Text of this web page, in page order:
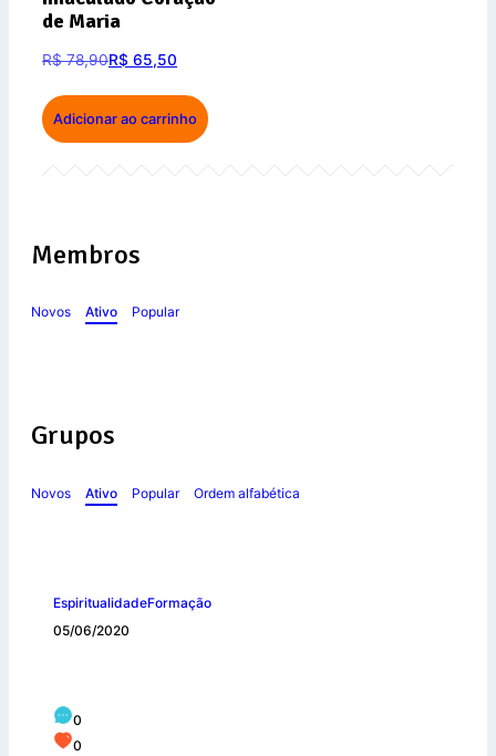
de Maria
R$78,90R$ 65,50
Adicionar ao carrinho
Membros
Novos Ativo Popular
Grupos
Novos Ativo Popular Ordem alfabética
EspiritualidadeFormação
05/06/2020
0
0